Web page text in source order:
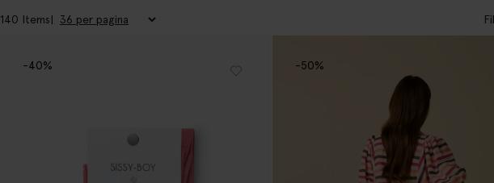
140 Items
-40% -50%